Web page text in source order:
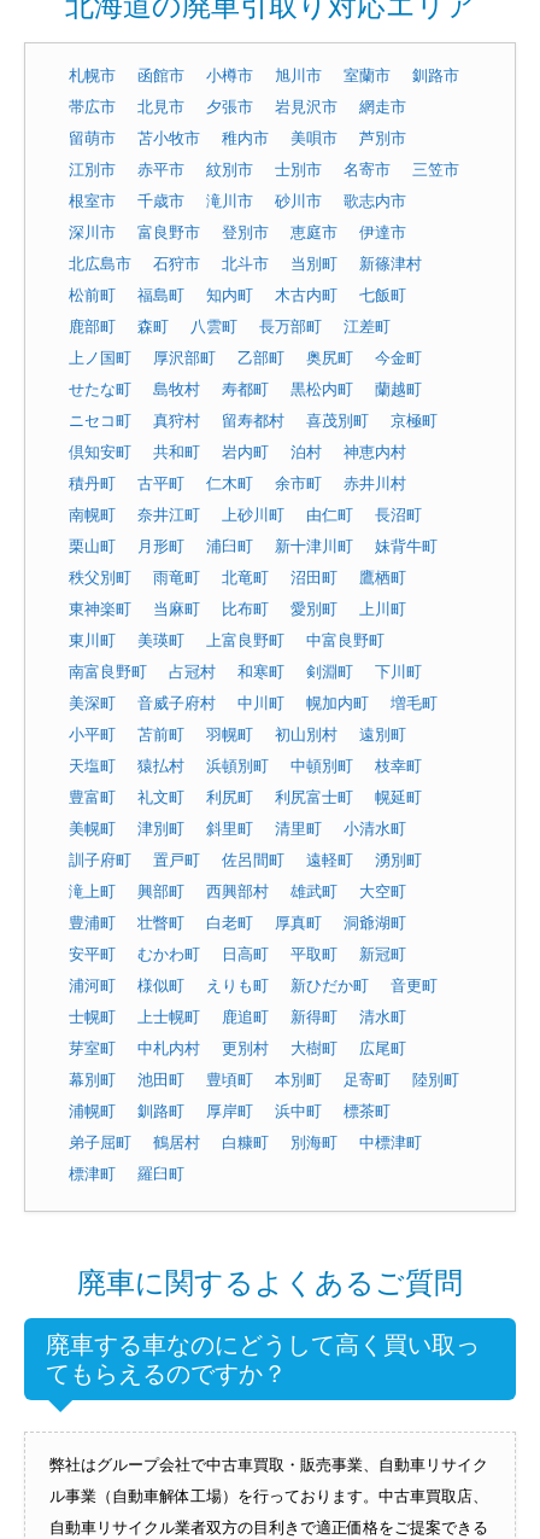
札幌市 函館市 小樽市 旭川市 室蘭市
釧路市
帯広市
北見市 夕張市 岩見沢市
網走市
留萌市
苫小牧市 稚内市 美唄市
芦別市
江別市
赤平市 紋別市 士別市 名寄市
三笠市
根室市
千歳市 滝川市 砂川市
歌志内市
深川市
富良野市 登別市 恵庭市
伊達市
北広島市
石狩市 北斗市 当別町
新篠津村
松前町
福島町 知内町 木古内町
七飯町
鹿部町
森町 八雲町 長万部町
江差町
上ノ国町
厚沢部町 乙部町 奥尻町
今金町
せたな町
島牧村 寿都町 黒松内町
蘭越町
ニセコ町
真狩村 留寿都村 喜茂別町
京極町
倶知安町
共和町 岩内町 泊村
神恵内村
積丹町
古平町 仁木町 余市町
赤井川村
南幌町
奈井江町 上砂川町 由仁町
長沼町
栗山町
月形町 浦臼町 新十津川町
妹背牛町
秩父別町
雨竜町 北竜町 沼田町
鷹栖町
東神楽町
当麻町 比布町 愛別町
上川町
東川町
美瑛町 上富良野町
中富良野町
南富良野町
占冠村 和寒町 剣淵町
下川町
美深町
音威子府村 中川町 幌加内町
増毛町
小平町
苫前町 羽幌町 初山別村
遠別町
天塩町
猿払村 浜頓別町 中頓別町
枝幸町
豊富町
礼文町 利尻町 利尻富士町
幌延町
美幌町
津別町 斜里町 清里町
小清水町
訓子府町
置戸町 佐呂間町 遠軽町
湧別町
滝上町
興部町 西興部村 雄武町
大空町
豊浦町
壮瞥町 白老町 厚真町
洞爺湖町
安平町
むかわ町 日高町 平取町
新冠町
浦河町
様似町 えりも町 新ひだか町
音更町
士幌町
上士幌町 鹿追町 新得町
清水町
芽室町
中札内村 更別村 大樹町
広尾町
幕別町
池田町 豊頃町 本別町 足寄町
陸別町
浦幌町
釧路町 厚岸町 浜中町
標茶町
弟子屈町
鶴居村 白糠町 別海町
中標津町
標津町
羅臼町
廃車に関するよくあるご質問
廃車する車なのにどうして高く買い取っ
てもらえるのですか？
弊社はグループ会社で中古車買取・販売事業、自動車リサイク
ル事業（自動車解体工場）を行っております。中古車買取店、
自動車リサイクル業者双方の目利きで適正価格をご提案できる